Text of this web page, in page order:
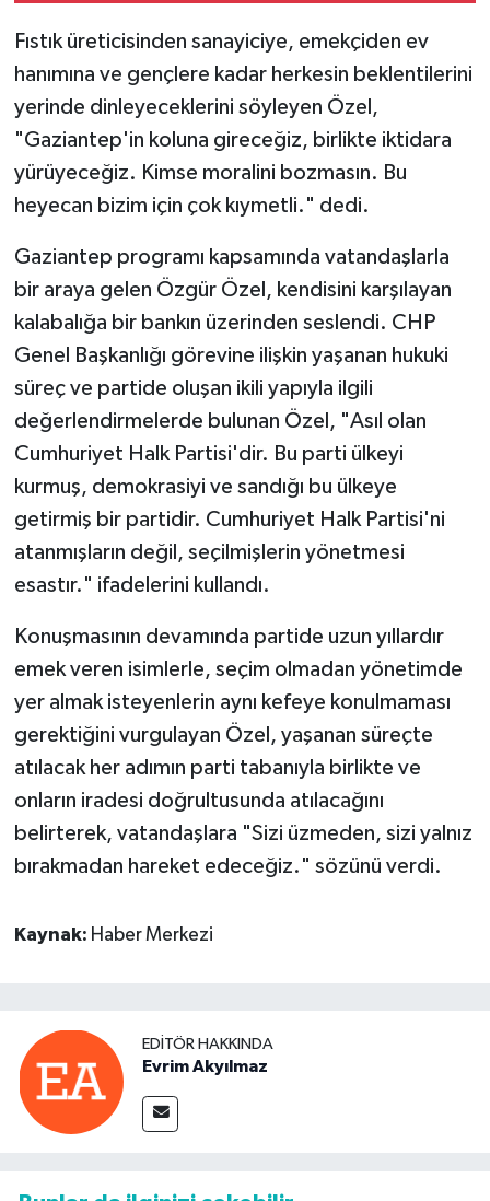
Fıstık üreticisinden sanayiciye, emekçiden ev
hanımına ve gençlere kadar herkesin beklentilerini
yerinde dinleyeceklerini söyleyen Özel,
"Gaziantep'in koluna gireceğiz, birlikte iktidara
yürüyeceğiz. Kimse moralini bozmasın. Bu
heyecan bizim için çok kıymetli." dedi.
Gaziantep programı kapsamında vatandaşlarla
bir araya gelen Özgür Özel, kendisini karşılayan
kalabalığa bir bankın üzerinden seslendi. CHP
Genel Başkanlığı görevine ilişkin yaşanan hukuki
süreç ve partide oluşan ikili yapıyla ilgili
değerlendirmelerde bulunan Özel, "Asıl olan
Cumhuriyet Halk Partisi'dir. Bu parti ülkeyi
kurmuş, demokrasiyi ve sandığı bu ülkeye
getirmiş bir partidir. Cumhuriyet Halk Partisi'ni
atanmışların değil, seçilmişlerin yönetmesi
esastır." ifadelerini kullandı.
Konuşmasının devamında partide uzun yıllardır
emek veren isimlerle, seçim olmadan yönetimde
yer almak isteyenlerin aynı kefeye konulmaması
gerektiğini vurgulayan Özel, yaşanan süreçte
atılacak her adımın parti tabanıyla birlikte ve
onların iradesi doğrultusunda atılacağını
belirterek, vatandaşlara "Sizi üzmeden, sizi yalnız
bırakmadan hareket edeceğiz." sözünü verdi.
Kaynak: Haber Merkezi
EDITÖR HAKKINDA
Evrim Akyılmaz